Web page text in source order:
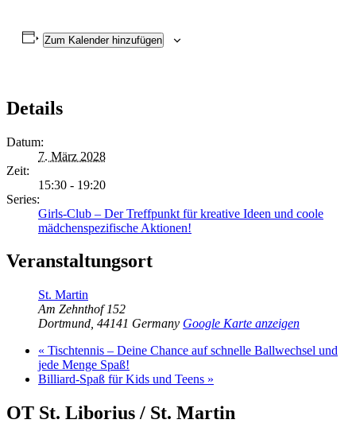
Zum Kalender hinzufügen
Details
Datum:
7. März 2028
Zeit:
15:30 - 19:20
Series:
Girls-Club – Der Treffpunkt für kreative Ideen und coole
mädchenspezifische Aktionen!
Veranstaltungsort
St. Martin
Am Zehnthof 152
Dortmund 44141 Germany Google Karte anzeigen
« Tischtennis – Deine Chance auf schnelle Ballwechsel und
jede Menge Spaß!
Billiard-Spaß für Kids und Teens »
OT St. Liborius / St. Martin